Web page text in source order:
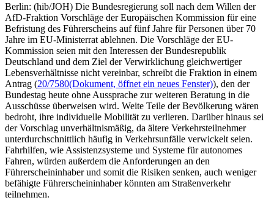
Berlin: (hib/JOH) Die Bundesregierung soll nach dem Willen der
AfD-Fraktion Vorschläge der Europäischen Kommission für eine
Befristung des Führerscheins auf fünf Jahre für Personen über 70
Jahre im EU-Ministerrat ablehnen. Die Vorschläge der EU-
Kommission seien mit den Interessen der Bundesrepublik
Deutschland und dem Ziel der Verwirklichung gleichwertiger
Lebensverhältnisse nicht vereinbar, schreibt die Fraktion in einem
Antrag (20/7580(Dokument, öffnet ein neues Fenster)), den der
Bundestag heute ohne Aussprache zur weiteren Beratung in die
Ausschüsse überweisen wird. Weite Teile der Bevölkerung wären
bedroht, ihre individuelle Mobilität zu verlieren. Darüber hinaus sei
der Vorschlag unverhältnismäßig, da ältere Verkehrsteilnehmer
unterdurchschnittlich häufig in Verkehrsunfälle verwickelt seien.
Fahrhilfen, wie Assistenzsysteme und Systeme für autonomes
Fahren, würden außerdem die Anforderungen an den
Führerscheininhaber und somit die Risiken senken, auch weniger
befähigte Führerscheininhaber könnten am Straßenverkehr
teilnehmen.